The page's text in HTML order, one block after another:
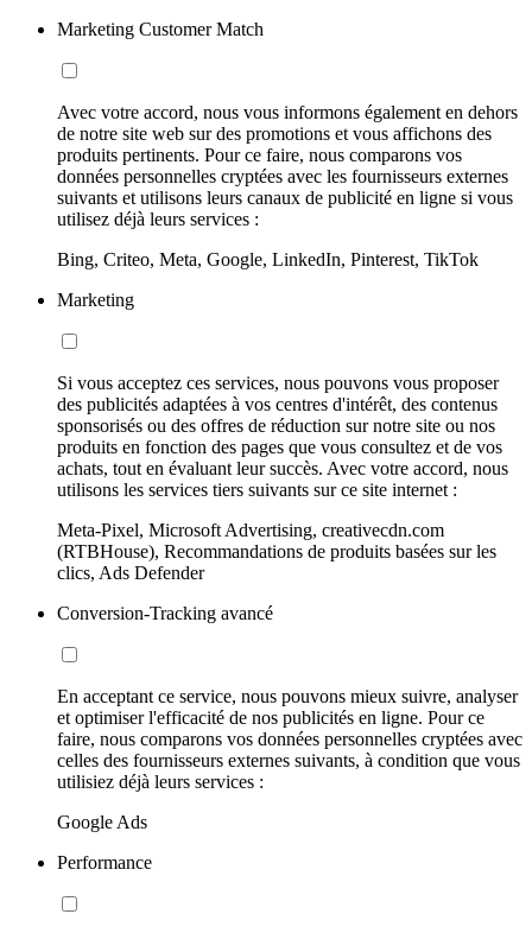
Marketing Customer Match
Avec votre accord, nous vous informons également en dehors
de notre site web sur des promotions et vous affichons des
produits pertinents. Pour ce faire, nous comparons vos
données personnelles cryptées avec les fournisseurs externes
suivants et utilisons leurs canaux de publicité en ligne si vous
utilisez déjà leurs services :
Bing, Criteo, Meta, Google, LinkedIn, Pinterest, TikTok
Marketing
Si vous acceptez ces services, nous pouvons vous proposer
des publicités adaptées à vos centres d'intérêt, des contenus
sponsorisés ou des offres de réduction sur notre site ou nos
produits en fonction des pages que vous consultez et de vos
achats, tout en évaluant leur succès. Avec votre accord, nous
utilisons les services tiers suivants sur ce site internet :
Meta-Pixel, Microsoft Advertising, creativecdn.com
(RTBHouse), Recommandations de produits basées sur les
clics, Ads Defender
Conversion-Tracking avancé
En acceptant ce service, nous pouvons mieux suivre, analyser
et optimiser l'efficacité de nos publicités en ligne. Pour ce
faire, nous comparons vos données personnelles cryptées avec
celles des fournisseurs externes suivants, à condition que vous
utilisiez déjà leurs services :
Google Ads
Performance